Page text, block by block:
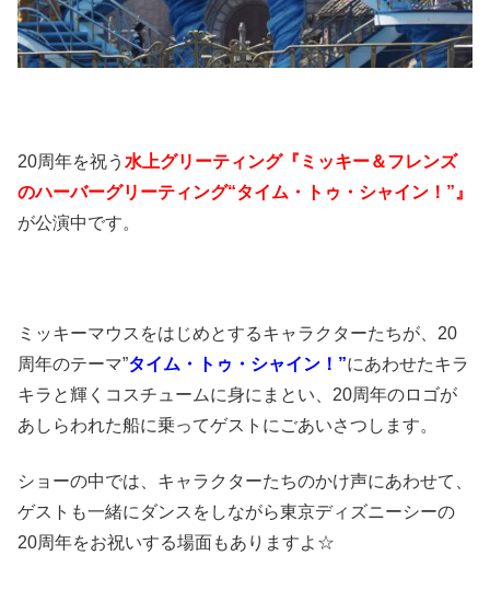
20周年を祝う 水上グリーティング『ミッキー＆フレンズ
のハーバーグリーティング“タイム・トゥ・シャイン！”』
が公演中です。
ミッキーマウスをはじめとするキャラクターたちが、20
周年のテーマ”タイム・トゥ・シャイン！”にあわせたキラ
キラと輝くコスチュームに身にまとい、20周年のロゴが
あしらわれた船に乗ってゲストにごあいさつします。
ショーの中では、キャラクターたちのかけ声にあわせて、
ゲストも一緒にダンスをしながら東京ディズニーシーの
20周年をお祝いする場面もありますよ☆